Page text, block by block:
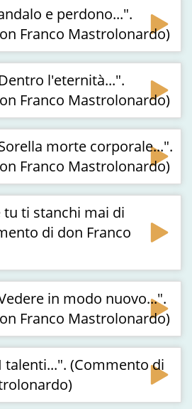
e perdono...".
Franco Mastrolonardo)
l'eternità...".
Franco Mastrolonardo)
morte corporale...".
Franco Mastrolonardo)
tu ti stanchi mai di
di don Franco
in modo nuovo...".
Franco Mastrolonardo)
talenti...". (Commento di